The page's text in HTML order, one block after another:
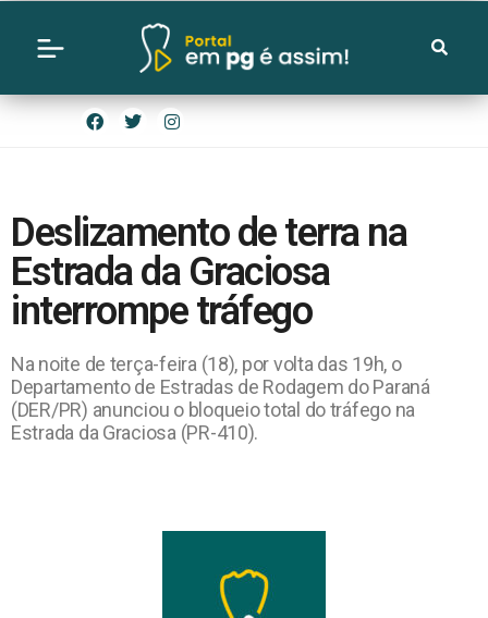
Deslizamento de terra na
Estrada da Graciosa
interrompe tráfego
Na noite de terça-feira (18), por volta das 19h, o
Departamento de Estradas de Rodagem do Paraná
(DER/PR) anunciou o bloqueio total do tráfego na
Estrada da Graciosa (PR-410).